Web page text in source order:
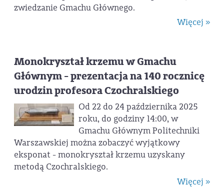
zwiedzanie Gmachu Głównego.
Więcej »
Monokryształ krzemu w Gmachu
Głównym - prezentacja na 140 rocznicę
urodzin profesora Czochralskiego
Od 22 do 24 października 2025
roku, do godziny 14:00, w
Gmachu Głównym Politechniki
Warszawskiej można zobaczyć wyjątkowy
eksponat - monokryształ krzemu uzyskany
metodą Czochralskiego.
Więcej »